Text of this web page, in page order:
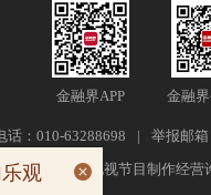
金融界APP 金融
：010-63288698 | 举报邮
广播电视节目制作经
观 08-07